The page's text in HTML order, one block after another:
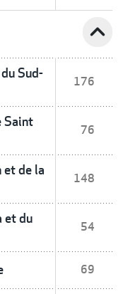
expand_less
Sud-
176
Saint
76
et de la
148
et du
54
69